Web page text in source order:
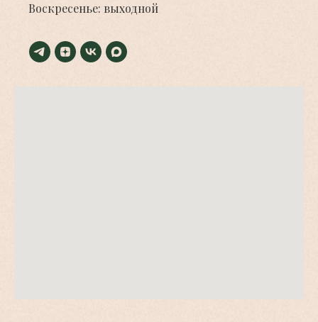
Воскресенье: выходной